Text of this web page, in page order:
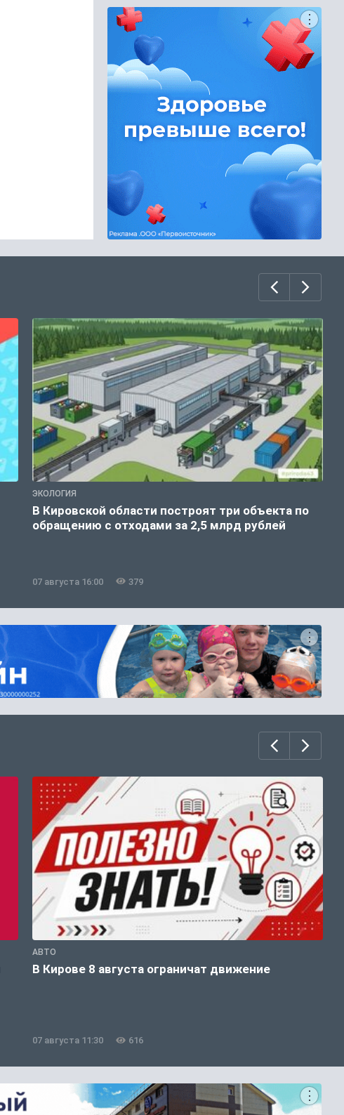
ЭКОЛОГИЯ
В Кировской области построят три объекта по
обращению с отходами за 2,5 млрд рублей
07 августа 16:00 379
АВТО
В Кирове 8 августа ограничат движение
07 августа 11:30 616